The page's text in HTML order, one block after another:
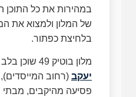
במהירות את כל התוכן
של המלון ולמצוא את
בלחיצת כפתור.
מלון בוטיק 49 שוכן בלב ההיסטורי של
יעקב (רחוב
פסיעה מהיקבים, מבתי